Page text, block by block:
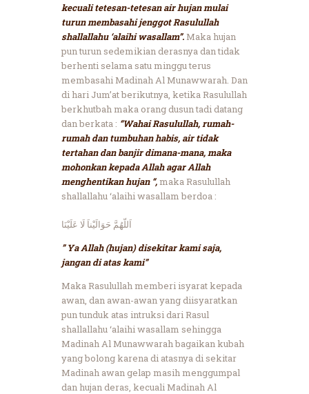
kecuali tetesan-tetesan air hujan mulai
turun membasahi jenggot Rasulullah
shallallahu ‘alaihi wasallam”.Maka hujan
pun turun sedemikian derasnya dan tidak
berhenti selama satu minggu terus
membasahi Madinah Al Munawwarah. Dan
di hari Jum’at berikutnya, ketika Rasulullah
berkhutbah maka orang dusun tadi datang
dan berkata : “Wahai Rasulullah, rumah-
rumah dan tumbuhan habis, air tidak
tertahan dan banjir dimana-mana, maka
mohonkan kepada Allah agar Allah
menghentikan hujan “,maka Rasulullah
shallallahu ‘alaihi wasallam berdoa :
اَللّهُمَّ حَوَالَيْناَ لَا عَلَيْنَا
” Ya Allah (hujan) disekitar kami saja,
jangan di atas kami”
Maka Rasulullah memberi isyarat kepada
awan, dan awan-awan yang diisyaratkan
pun tunduk atas intruksi dari Rasul
shallallahu ‘alaihi wasallam sehingga
Madinah Al Munawwarah bagaikan kubah
yang bolong karena di atasnya di sekitar
Madinah awan gelap masih menggumpal
dan hujan deras, kecuali Madinah Al